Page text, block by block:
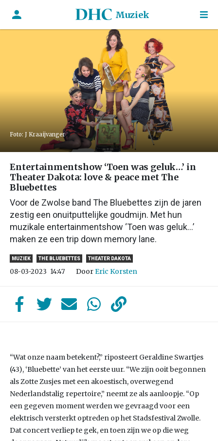
Muziek
Foto: J Kraaijvanger
Entertainmentshow ‘Toen was geluk…’ in
Theater Dakota: love & peace met The
Bluebettes
Voor de Zwolse band The Bluebettes zijn de jaren
zestig een onuitputtelijke goudmijn. Met hun
muzikale entertainmentshow ‘Toen was geluk…’
maken ze een trip down memory lane.
MUZIEK THE BLUEBETTES THEATER DAKOTA
08-03-2023 14:47 DoorEric Korsten
“Wat onze naam betekent?,” riposteert Geraldine Swartjes
(43), ‘Bluebette’ van het eerste uur. “We zijn ooit begonnen
als Zotte Zusjes met een akoestisch, overwegend
Nederlandstalig repertoire,” neemt ze als aanloopje. “Op
een gegeven moment werden we gevraagd voor een
elektrisch versterkt optreden op het Stadsfestival Zwolle.
Dat concert verliep te gek, en toen zijn we op die weg